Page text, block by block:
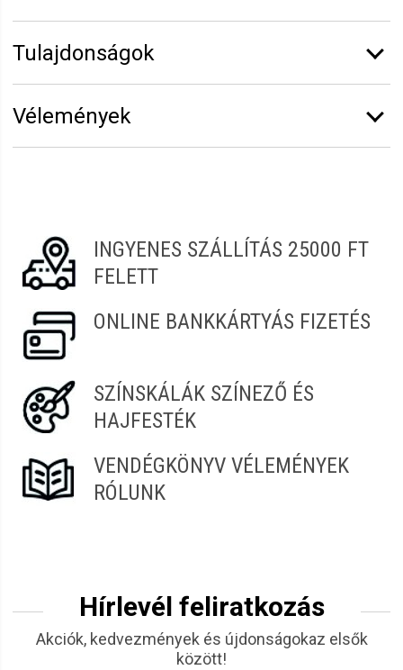
Tulajdonságok
Vélemények
INGYENES SZÁLLÍTÁS 25000 FT
FELETT
ONLINE BANKKÁRTYÁS FIZETÉS
SZÍNSKÁLÁK SZÍNEZŐ ÉS
HAJFESTÉK
VENDÉGKÖNYV VÉLEMÉNYEK
RÓLUNK
Hírlevél feliratkozás
Akciók, kedvezmények és újdonságokaz elsők
között!